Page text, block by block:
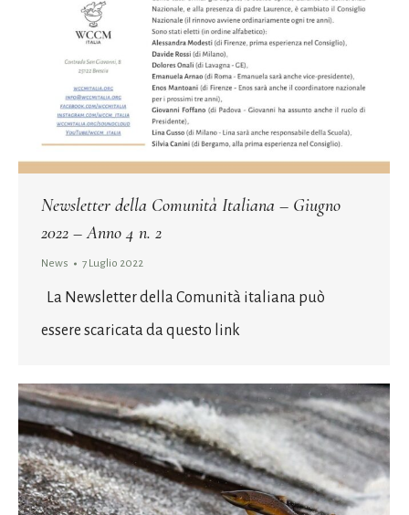
Newsletter della Comunità Italiana – Giugno
2022 – Anno 4 n. 2
News 7 Luglio 2022
La Newsletter della Comunità italiana può
essere scaricata da questo link